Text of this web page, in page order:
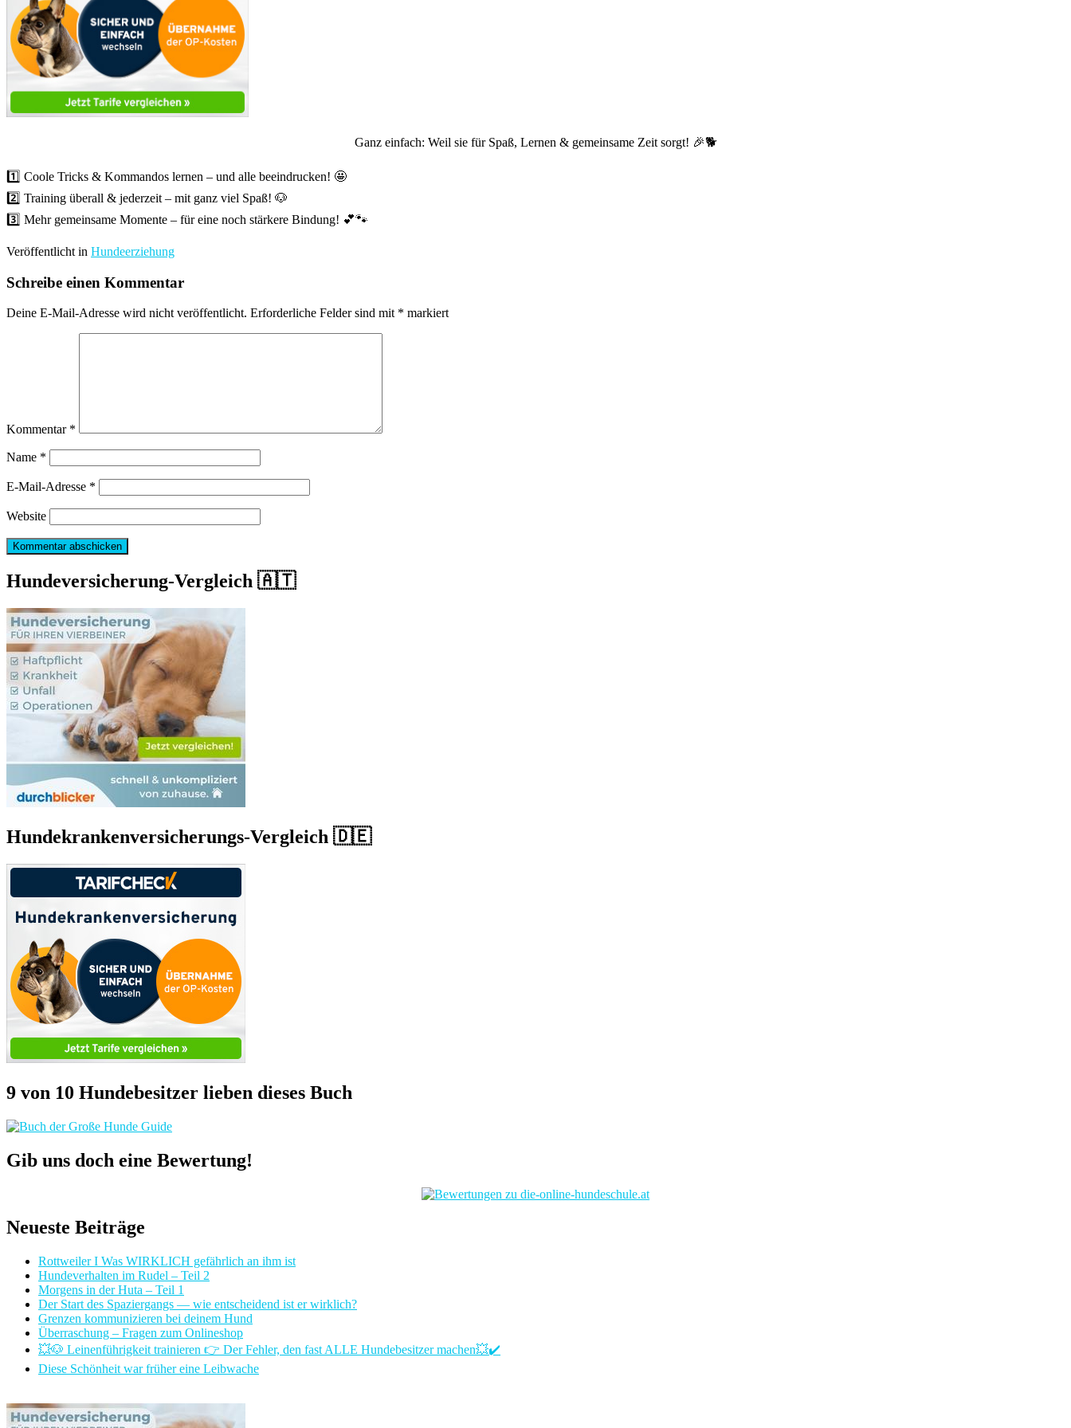
Ganz einfach: Weil sie für Spaß, Lernen & gemeinsame Zeit sorgt! 🎉🐕
1️⃣ Coole Tricks & Kommandos lernen – und alle beeindrucken! 🤩
2️⃣ Training überall & jederzeit – mit ganz viel Spaß! 🐶
3️⃣ Mehr gemeinsame Momente – für eine noch stärkere Bindung! 💕🐾
Veröffentlicht in Hundeerziehung
Schreibe einen Kommentar
Deine E-Mail-Adresse wird nicht veröffentlicht. Erforderliche Felder sind mit * markiert
Kommentar *
Name *
E-Mail-Adresse *
Website
Hundeversicherung-Vergleich 🇦🇹
Hundekrankenversicherungs-Vergleich 🇩🇪
9 von 10 Hundebesitzer lieben dieses Buch
Gib uns doch eine Bewertung!
Neueste Beiträge
Rottweiler I Was WIRKLICH gefährlich an ihm ist
Hundeverhalten im Rudel – Teil 2
Morgens in der Huta – Teil 1
Der Start des Spaziergangs — wie entscheidend ist er wirklich?
Grenzen kommunizieren bei deinem Hund
Überraschung – Fragen zum Onlineshop
💥🐶 Leinenführigkeit trainieren 👉 Der Fehler, den fast ALLE Hundebesitzer machen💥✔️
Diese Schönheit war früher eine Leibwache